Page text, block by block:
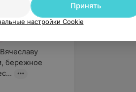
бережное
Принять
настройки Cookie